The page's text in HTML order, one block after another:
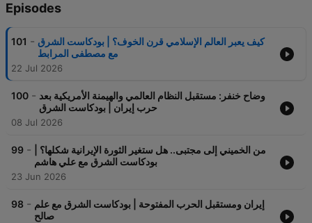
Episodes
101 - كيف يعبر العالم الإسلامي قرن الخوف؟ | بودكاست الشرق
مع مصطفى المرابط
22 Jul 2026
100 - وضاح خنفر: مستقبل النظام العالمي والهيمنة الأمريكية بعد
حرب إيران | بودكاست الشرق
08 Jul 2026
99 -
من الخميني إلى مجتبى.. هل ستغير الثورة الإيرانية شكلها؟ |
بودكاست الشرق مع علي هاشم
23 Jun 2026
98 - إيران ومستقبل الحرب المفتوحة | بودكاست الشرق مع علم
صالح